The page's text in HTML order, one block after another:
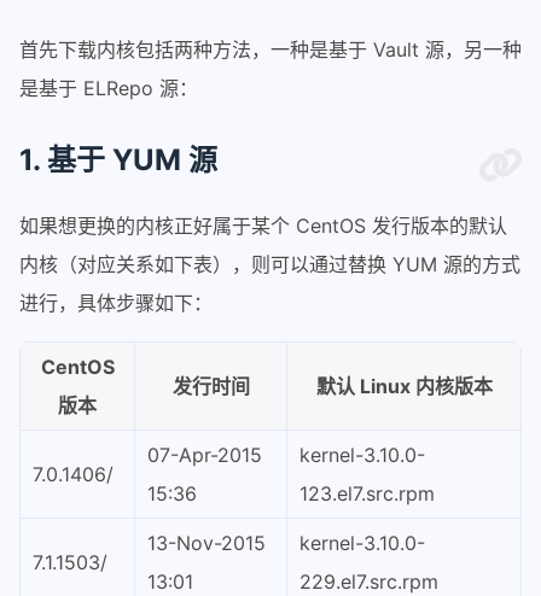
首先下载内核包括两种方法，一种是基于 Vault 源，另一种
是基于 ELRepo 源：
1. 基于 YUM 源
如果想更换的内核正好属于某个 CentOS 发行版本的默认
内核（对应关系如下表），则可以通过替换 YUM 源的方式
进行，具体步骤如下：
CentOS
版本
发行时间 默认 Linux 内核版本
7.0.1406/
07-Apr-2015
15:36
kernel-3.10.0-
123.el7.src.rpm
7.1.1503/
13-Nov-2015
13:01
kernel-3.10.0-
229.el7.src.rpm